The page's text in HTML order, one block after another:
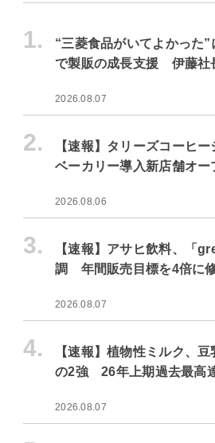
1.
“三菱食品がいてよかった
で製販の成長支援 伊藤社
2026.08.07
2.
【速報】タリーズコーヒ
ベーカリー導入新店舗オー
2026.08.06
3.
【速報】アサヒ飲料、「
調 年間販売目標を4倍に
2026.08.07
4.
【速報】植物性ミルク、
の2強 26年上期過去最高
2026.08.07